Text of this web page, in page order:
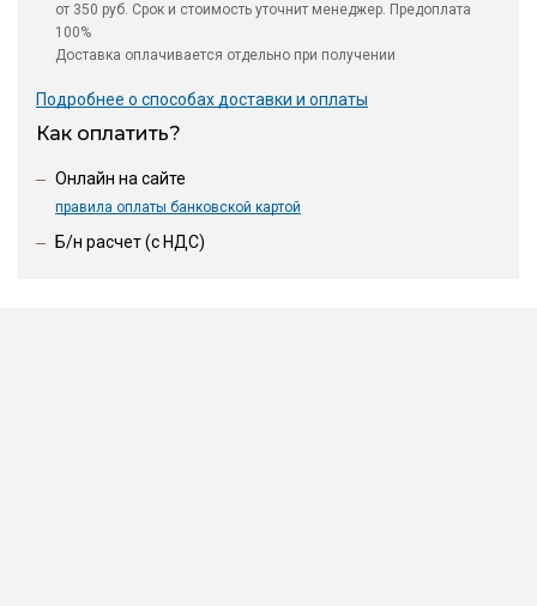
от 350 руб. Срок и стоимость уточнит менеджер. Предоплата
100%
Доставка оплачивается отдельно при получении
Подробнее о способах доставки и оплаты
Как оплатить?
Онлайн на сайте
правила оплаты банковской картой
Б/н расчет (c НДС)